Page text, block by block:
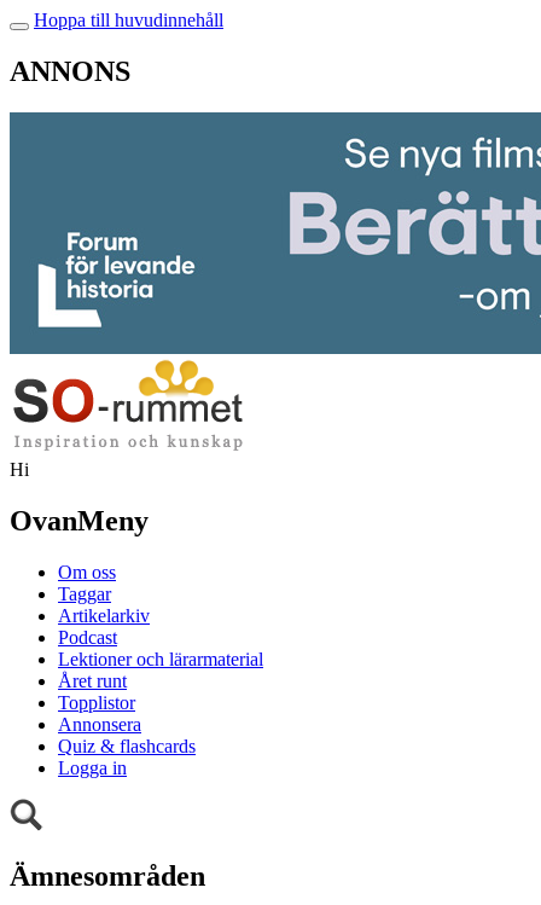
Hoppa till huvudinnehåll
ANNONS
Hi
OvanMeny
Om oss
Taggar
Artikelarkiv
Podcast
Lektioner och lärarmaterial
Året runt
Topplistor
Annonsera
Quiz & flashcards
Logga in
Ämnesområden